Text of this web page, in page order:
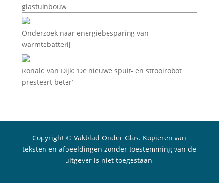
glastuinbouw
Onderzoek naar energiebesparing van
warmtebatterij
Ronald van Dijk: ‘De nieuwe spuit- en strooirobot
presteert beter’
Copyright © Vakblad Onder Glas. Kopiëren van
teksten en afbeeldingen zonder toestemming van de
uitgever is niet toegestaan.